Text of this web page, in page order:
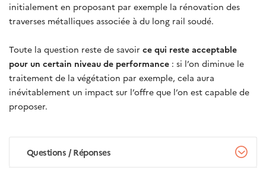
initialement en proposant par exemple la rénovation des
traverses métalliques associée à du long rail soudé.
Toute la question reste de savoir ce qui reste acceptable
pour un certain niveau de performance : si l’on diminue le
traitement de la végétation par exemple, cela aura
inévitablement un impact sur l’offre que l’on est capable de
proposer.
Questions / Réponses